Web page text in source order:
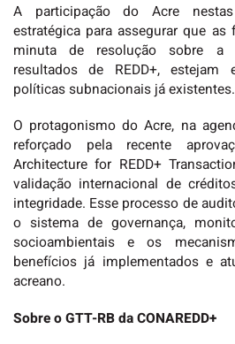
A participação do Acre
estratégica para assegurar que
minuta de resolução sobre a
resultados de REDD+,
políticas subnacionais já existentes.
O protagonismo do Acre, na
reforçado pela recente
Architecture for REDD+
validação internacional de
integridade. Esse processo de
o sistema de governança,
socioambientais e os
benefícios já implementados e
acreano.
Sobre o GTT-RB da CONAREDD+